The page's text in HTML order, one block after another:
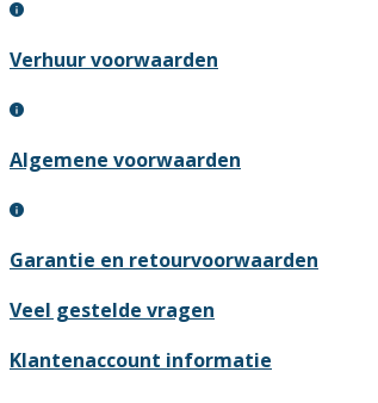
Verhuur voorwaarden
Algemene voorwaarden
Garantie en retourvoorwaarden
Veel gestelde vragen
Klantenaccount informatie